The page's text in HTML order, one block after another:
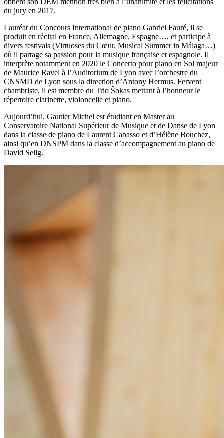
du jury en 2017.
Lauréat du Concours International de piano Gabriel Fauré, il se
produit en récital en France, Allemagne, Espagne…, et participe à
divers festivals (Virtuoses du Cœur, Musical Summer in Málaga…)
où il partage sa passion pour la musique française et espagnole. Il
interprète notamment en 2020 le Concerto pour piano en Sol majeur
de Maurice Ravel à l’Auditorium de Lyon avec l’orchestre du
CNSMD de Lyon sous la direction d’Antony Hermus. Fervent
chambriste, il est membre du Trio Šokas mettant à l’honneur le
répertoire clarinette, violoncelle et piano.
Aujourd’hui, Gautier Michel est étudiant en Master au
Conservatoire National Supérieur de Musique et de Danse de Lyon
dans la classe de piano de Laurent Cabasso et d’Hélène Bouchez,
ainsi qu’en DNSPM dans la classe d’accompagnement au piano de
David Selig.